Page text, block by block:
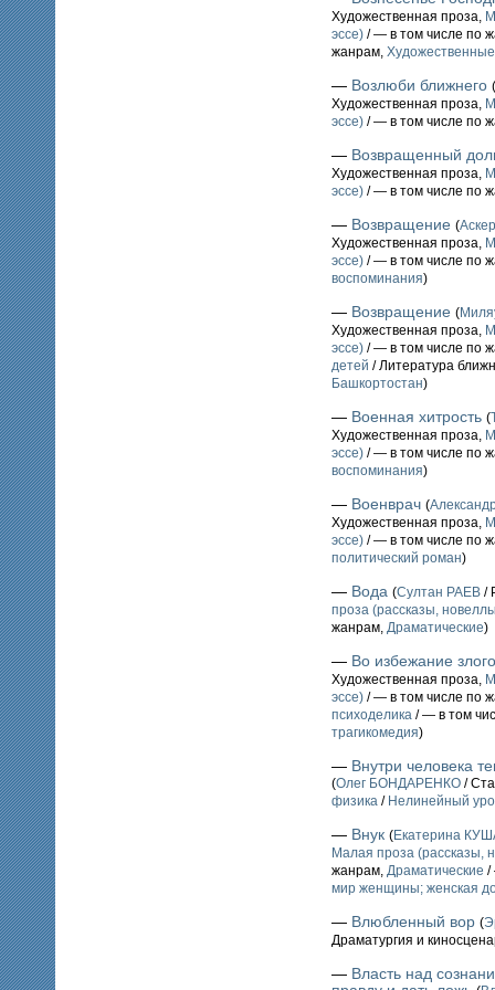
Художественная проза,
эссе) / — в том числе по
жанрам,
— Возлюби ближнего (
Художественная проза,
эссе) / — в том числе по
— Возвращенный
Художественная проза,
эссе) / — в том числе по
— Возвращение (
Художественная проза,
эссе) / — в том числе по
воспоминания)
— Возвращение (
Художественная проза,
эссе) / — в том числе по
детей / Литература
Башкортостан)
— Военная хитрость (
Художественная проза,
эссе) / — в том числе по
воспоминания)
— Военврач (
Художественная проза,
эссе) / — в том числе по
политический роман)
— Вода (Султан РАЕВ /
проза (рассказы,
жанрам, Драматические)
— Во избежание
Художественная проза,
эссе) / — в том числе по
психоделика / — в том
трагикомедия)
— Внутри человека
(Олег БОНДАРЕНКО /
физика / Нелинейный
— Внук (Екатерина
Малая проза (рассказы,
жанрам, Драматические /
мир женщины; женская
— Влюбленный вор (
Драматургия и
— Власть над